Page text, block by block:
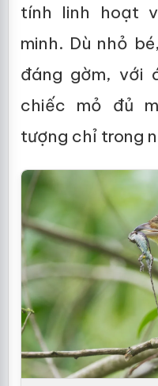
tính linh hoạt
minh. Dù nhỏ
đáng gờm, với
chiếc mỏ đủ
tượng chỉ trong